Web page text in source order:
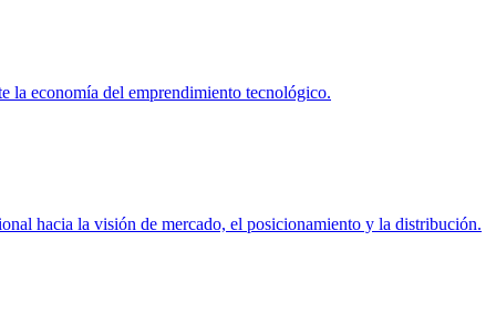
la economía del emprendimiento tecnológico.
hacia la visión de mercado, el posicionamiento y la distribución.